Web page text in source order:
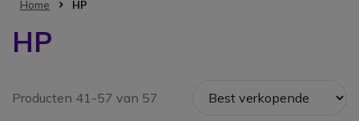
Home HP
HP
Producten 41-57 van 57